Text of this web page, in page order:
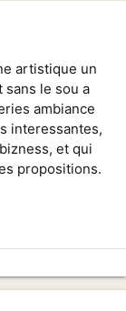
artistique un
sans le sou a
ambiance
interessantes,
et qui
propositions.